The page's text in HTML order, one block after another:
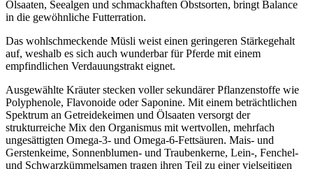
Ölsaaten, Seealgen und schmackhaften Obstsorten, bringt Balance
in die gewöhnliche Futterration.
Das wohlschmeckende Müsli weist einen geringeren Stärkegehalt
auf, weshalb es sich auch wunderbar für Pferde mit einem
empfindlichen Verdauungstrakt eignet.
Ausgewählte Kräuter stecken voller sekundärer Pflanzenstoffe wie
Polyphenole, Flavonoide oder Saponine. Mit einem beträchtlichen
Spektrum an Getreidekeimen und Ölsaaten versorgt der
strukturreiche Mix den Organismus mit wertvollen, mehrfach
ungesättigten Omega-3- und Omega-6-Fettsäuren. Mais- und
Gerstenkeime, Sonnenblumen- und Traubenkerne, Lein-, Fenchel-
und Schwarzkümmelsamen tragen ihren Teil zu einer vielseitigen